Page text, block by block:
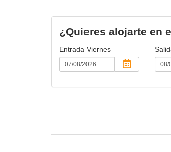
¿Quieres alojarte en
Entrada Viernes